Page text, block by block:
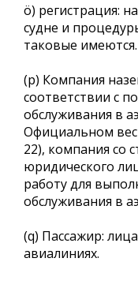
ö) регистрация:
судне и
таковые имеются.
(p) Компания
соответствии с
обслуживания в
Официальном
22), компания со
юридического
работу для
обслуживания в
(q) Пассажир:
авиалиниях.